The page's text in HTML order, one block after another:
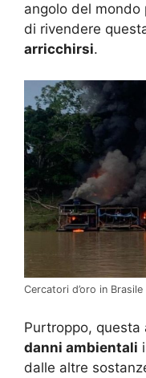
angolo del
di rivendere
arricchirsi.
Cercatori d’oro in
Purtroppo,
danni ambientali
dalle altre